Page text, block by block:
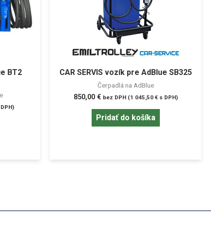
BT2
CAR SERVIS vozík pre AdBlue SB325
Čerpadlá na AdBlue
850,00 € bez DPH (1 045,50 €s DPH)
Pridať do košíka